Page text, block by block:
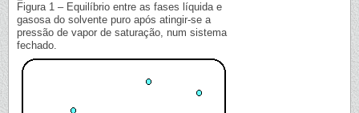
Figura 1 – Equilíbrio entre as fases líquida e
gasosa do solvente puro após atingir-se a
pressão de vapor de saturação, num sistema
fechado.